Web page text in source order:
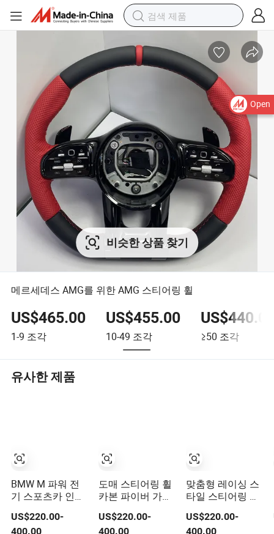
Open
비슷한 상품 찾기
메르세데스 AMG를 위한 AMG 스티어링 휠
US$465.00
1-9 조각
US$455.00
10-49 조각 ≥50 조각
유사한 제품
BMW M 파워 전
기 스포츠카 인테
커버 수정용 맞춤
US$220.00-
400.00
도매 스티어링 휠
카본 파이버 가죽
퍼 머스탱 쉐보레
US$220.00-
400.00
맞춤형 레이싱 스
타일 스티어링 휠
메르세데스 G-클
US$220.00-
400.00